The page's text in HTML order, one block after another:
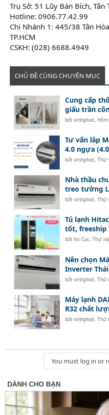
Trụ Sở: 51 Lũy Bán Bích, Tân
Hotline: 0906.77.42.99
Chi Nhánh 1: 445/38 Tân
TP.HCM
CSKH: (028) 6688.4949
CHỦ ĐỀ CÙNG CHUYÊN MỤC
Cung cấp
giấu trần
bởivinhphat,
Tư vấn lắp
4.0 ngựa
bởivinhphat,Thứ
Nhà thầu
treo tường
bởivinhphat,Thứ
Tủ lạnh
tốt, freeship
bởiVo Cuc,Thứ
Nên chọn
Inverter
bởivinhphat,Thứ
Máy lạnh
R32 chất
bởivinhphat,Thứ
You must log in or